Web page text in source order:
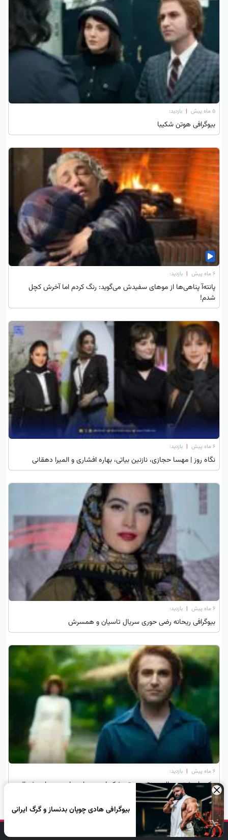
۵ ماه پیش | بازدید:
بیوگرافی هوتن شکیبا
۶ ماه پیش | بازدید:
پانته‌آ پناهی‌ها از موهای سفیدش می‌گوید: رنگ کردم اما آخرش کچل
شدم!
۶ ماه پیش | بازدید:
نگاه روز | مهسا حجازی، نازنین بیاتی، بهاره افشاری و المیرا دهقانی
۶ ماه پیش | بازدید:
بیوگرافی ریحانه رضی حوری سریال تاسیان و همسرش
۶ ماه پیش | بازدید:
عکس| عشق و حال دو نقره هوتن شکیبا و مهسا حجازی در جاده شمال×
بیوگرافی هادی چوپان بدنساز و گرگ ایرانی
دنبال کن، لبخند بزن!